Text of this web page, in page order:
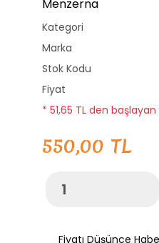
Menzerna
Kategori
Marka
Stok Kodu
Fiyat
* 51,65 TL den
550,00 TL
Fiyatı Düşünce